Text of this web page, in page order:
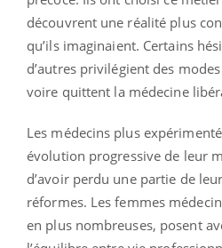
découvrent une réalité plus
qu’ils imaginaient. Certains
d’autres privilégient des
voire quittent la médecine
Les médecins plus
évolution progressive de leur
d’avoir perdu une partie de
réformes. Les femmes
en plus nombreuses, posent